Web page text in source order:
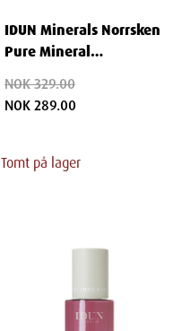
IDUN Minerals Norrsken
Pure Mineral
Disa 30 ml
NOK 329.00
NOK 289.00
Tomt på lager